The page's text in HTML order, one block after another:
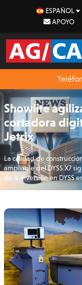
ESPAÑOL
APOYO
Showlite
cortadora
Jetrix
La calidad de
ampliable del DYSS X7
de la inversión en DYSS